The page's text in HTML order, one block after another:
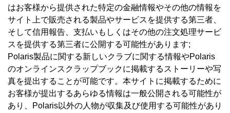
はお客様から提供された特定の金融情報やその他の情報を
サイト上で販売される製品やサービスを提供する第三者、
そして信用報告、支払いもしくはその他の注文処理サービ
スを提供する第三者に公開する可能性があります;
Polaris製品に関する新しいクラブに関する情報やPolaris
のオンラインスクラップブックに掲載するストーリーや写
真を提出することが可能です。本サイトに掲載するために
お客様が提出するあらゆる情報は一般公開される可能性が
あり、Polaris以外の人物が収集及び使用する可能性があり